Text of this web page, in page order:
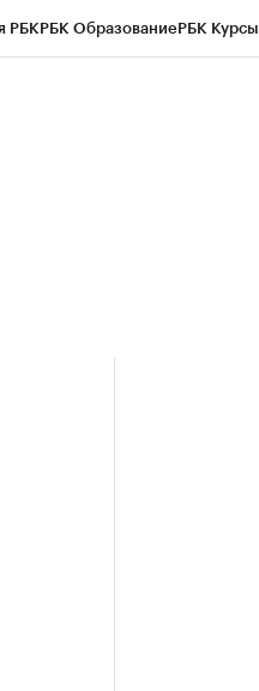
РБКРБК ОбразованиеРБК Курсы